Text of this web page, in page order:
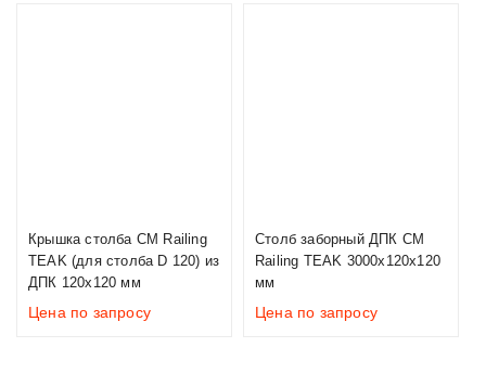
Крышка столба CM Railing
TEAK (для столба D 120) из
ДПК 120х120 мм
Цена по запросу
Столб заборный ДПК CM
Railing TEAK 3000х120х120
мм
Цена по запросу